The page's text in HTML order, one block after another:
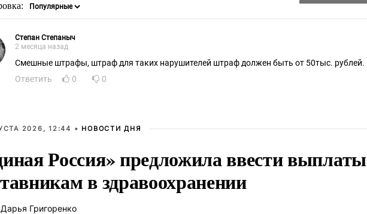
Степан Степаныч
2 месяца назад
Смешные штрафы, штраф для таких нарушителей штраф должен быть от 50тыс. рублей.
Ответить
0 0
2026, 12:44 • НОВОСТИ ДНЯ
Россия» предложила ввести выплаты
в здравоохранении
Дарья Григоренко